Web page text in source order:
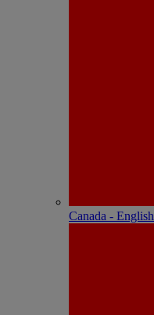
Canada - English